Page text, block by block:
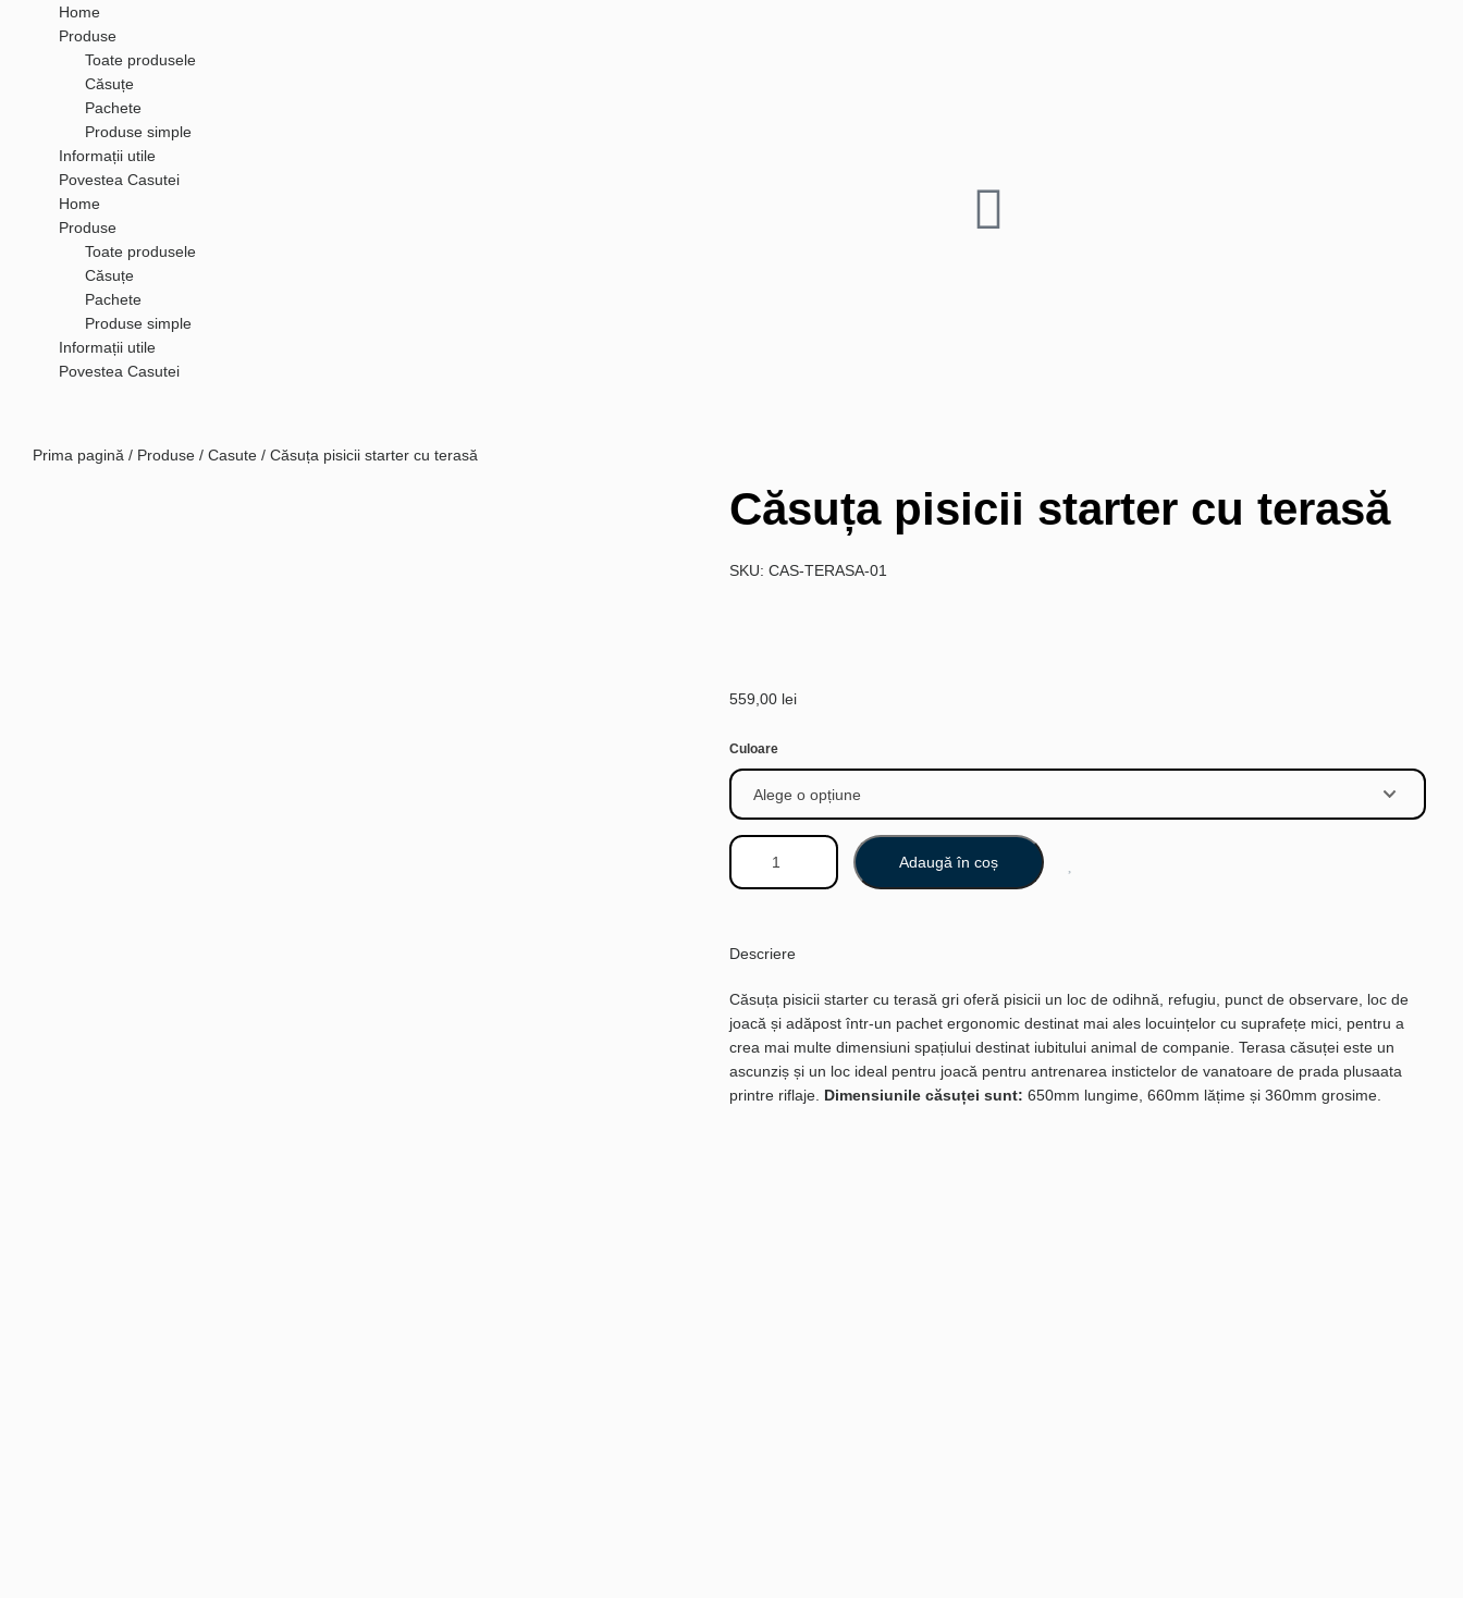
Home
Produse
Toate produsele
Căsuțe
Pachete
Produse simple
Informații utile
Povestea Casutei
Home
Produse
Toate produsele
Căsuțe
Pachete
Produse simple
Informații utile
Povestea Casutei
Prima pagină / Produse / Casute / Căsuța pisicii starter cu terasă
Căsuța pisicii starter cu terasă
SKU: CAS-TERASA-01
559,00 lei
Culoare
Adaugă în coș
Descriere
Căsuța pisicii starter cu terasă gri oferă pisicii un loc de odihnă, refugiu, punct de observare, loc de
joacă și adăpost într-un pachet ergonomic destinat mai ales locuințelor cu suprafețe mici, pentru a
crea mai multe dimensiuni spațiului destinat iubitului animal de companie. Terasa căsuței este un
ascunziș și un loc ideal pentru joacă pentru antrenarea instictelor de vanatoare de prada plusaata
printre riflaje. Dimensiunile căsuței sunt: 650mm lungime, 660mm lățime și 360mm grosime.